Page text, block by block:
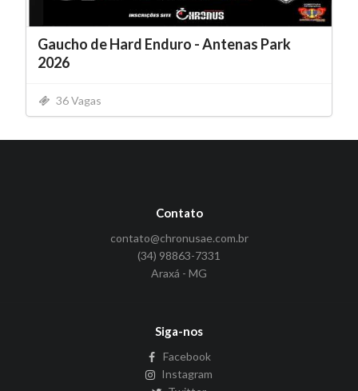
Gaucho de Hard Enduro - Antenas Park
2026
36 Vagas
Contato
contato@chronusae.com.br
(34) 98863-7331
Araxá - MG
Siga-nos
Facebook
Instagram